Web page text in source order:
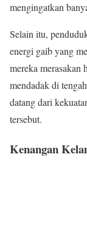
mengingatkan
Selain itu,
energi gaib yang
mereka merasakan
mendadak di
datang dari
tersebut.
Kenangan